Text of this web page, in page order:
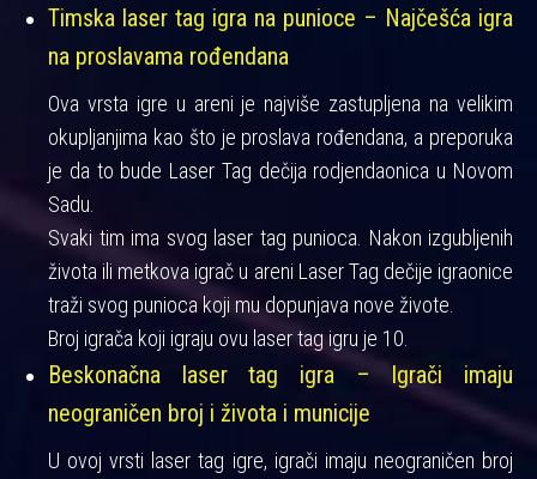
Timska laser tag igra na punioce – Najčešća igra
na proslavama rođendana
Ova vrsta igre u areni je najviše zastupljena na velikim
okupljanjima kao što je proslava rođendana, a preporuka
je da to bude Laser Tag dečija rodjendaonica u Novom
Sadu.
Svaki tim ima svog laser tag punioca. Nakon izgubljenih
života ili metkova igrač u areni Laser Tag dečije igraonice
traži svog punioca koji mu dopunjava nove živote.
Broj igrača koji igraju ovu laser tag igru je 10.
Beskonačna laser tag igra – Igrači imaju
neograničen broj i života i municije
U ovoj vrsti laser tag igre, igrači imaju neograničen broj